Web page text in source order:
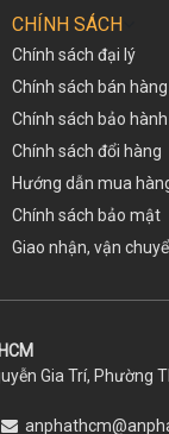
CHÍNH SÁCH
Chính sách đại lý
Chính sách bán hàng
Chính sách bảo hành
Chính sách đổi hàng
Hướng dẫn mua
Chính sách bảo mật
Giao nhận, vận
Gia Trí, Phường